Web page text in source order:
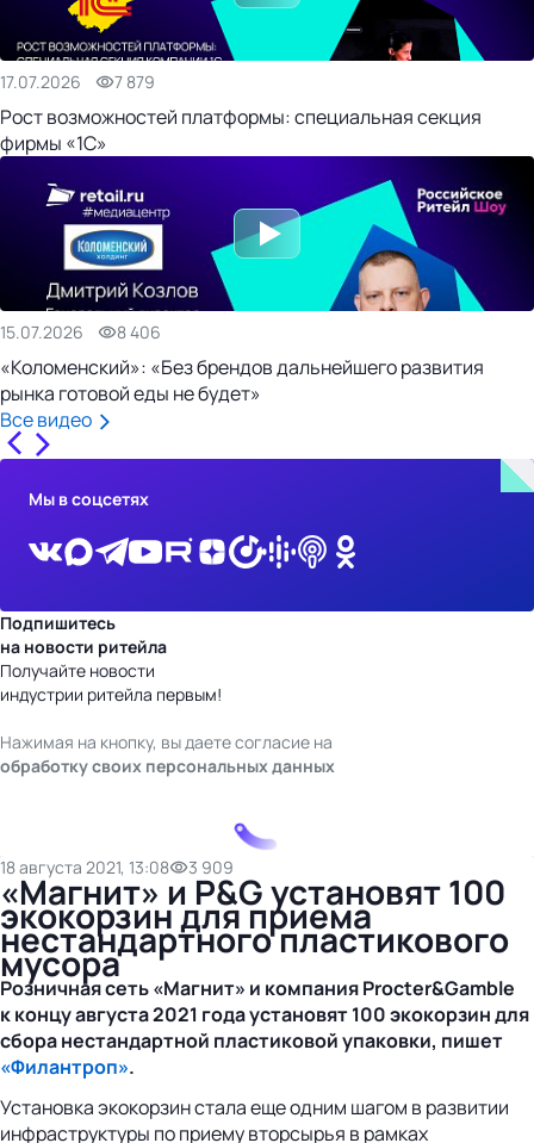
17.07.2026 7 879
Рост возможностей платформы: специальная секция
фирмы «1С»
15.07.2026 8 406
«Коломенский»: «Без брендов дальнейшего развития
рынка готовой еды не будет»
Все видео
Мы в соцсетях
Подпишитесь
на новости ритейла
Получайте новости
индустрии ритейла первым!
Нажимая на кнопку, вы даете согласие на
обработку своих персональных данных
18 августа 2021, 13:08 3 909
«Магнит» и P&G установят 100
экокорзин для приема
нестандартного пластикового
мусора
Розничная сеть «Магнит» и компания Procter&Gamble
к концу августа 2021 года установят 100 экокорзин для
сбора нестандартной пластиковой упаковки, пишет
«Филантроп».
Установка экокорзин стала еще одним шагом в развитии
инфраструктуры по приему вторсырья в рамках